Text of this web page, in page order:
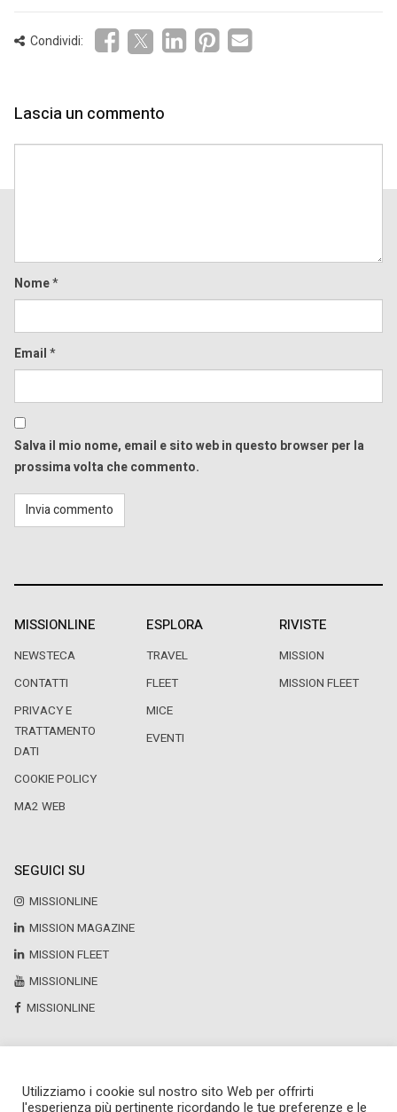
Condividi:
Lascia un commento
Nome*
Email*
Salva il mio nome, email e sito web in questo browser per la
prossima volta che commento.
MISSIONLINE
NEWSTECA
CONTATTI
PRIVACY E
TRATTAMENTO
DATI
COOKIE POLICY
MA2 WEB
ESPLORA
TRAVEL
FLEET
MICE
EVENTI
RIVISTE
MISSION
MISSION FLEET
SEGUICI SU
MISSIONLINE
MISSION MAGAZINE
MISSION FLEET
MISSIONLINE
MISSIONLINE
Copyright © 2025 by Newsteca
Utilizziamo i cookie sul nostro sito Web per offrirti
l'esperienza più pertinente ricordando le tue preferenze e le